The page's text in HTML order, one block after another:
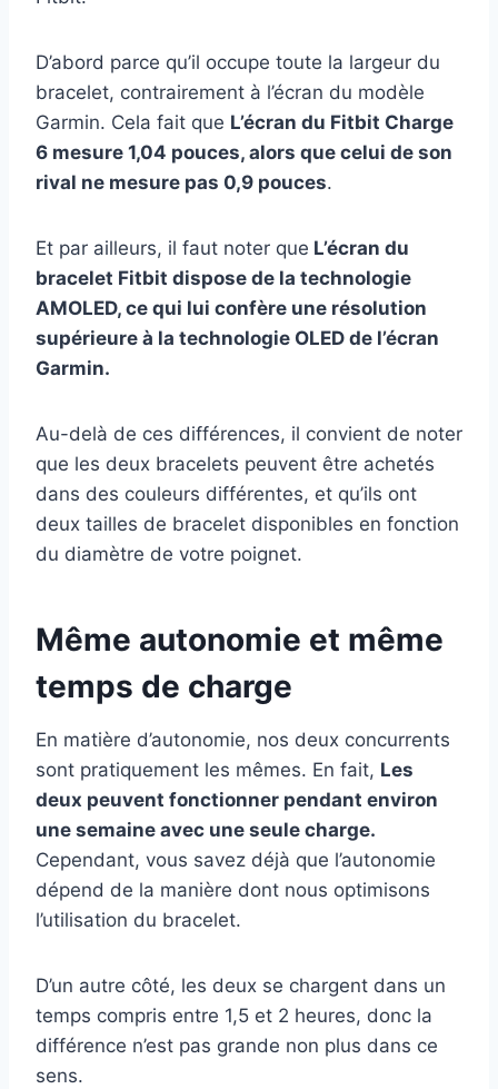
D’abord parce qu’il occupe toute la largeur du
bracelet, contrairement à l’écran du modèle
Garmin. Cela fait que L’écran du Fitbit Charge
6 mesure 1,04 pouces, alors que celui de son
rival ne mesure pas 0,9 pouces.
Et par ailleurs, il faut noter que L’écran du
bracelet Fitbit dispose de la technologie
AMOLED, ce qui lui confère une résolution
supérieure à la technologie OLED de l’écran
Garmin.
Au-delà de ces différences, il convient de noter
que les deux bracelets peuvent être achetés
dans des couleurs différentes, et qu’ils ont
deux tailles de bracelet disponibles en fonction
du diamètre de votre poignet.
Même autonomie et même
temps de charge
En matière d’autonomie, nos deux concurrents
sont pratiquement les mêmes. En fait, Les
deux peuvent fonctionner pendant environ
une semaine avec une seule charge.
Cependant, vous savez déjà que l’autonomie
dépend de la manière dont nous optimisons
l’utilisation du bracelet.
D’un autre côté, les deux se chargent dans un
temps compris entre 1,5 et 2 heures, donc la
différence n’est pas grande non plus dans ce
sens.